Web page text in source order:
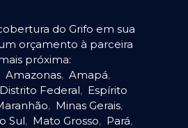
do Grifo em sua
orçamento à parceira
próxima:
Amazonas, Amapá,
Distrito Federal, Espírito
, Minas Gerais,
Sul, Mato Grosso, Pará,